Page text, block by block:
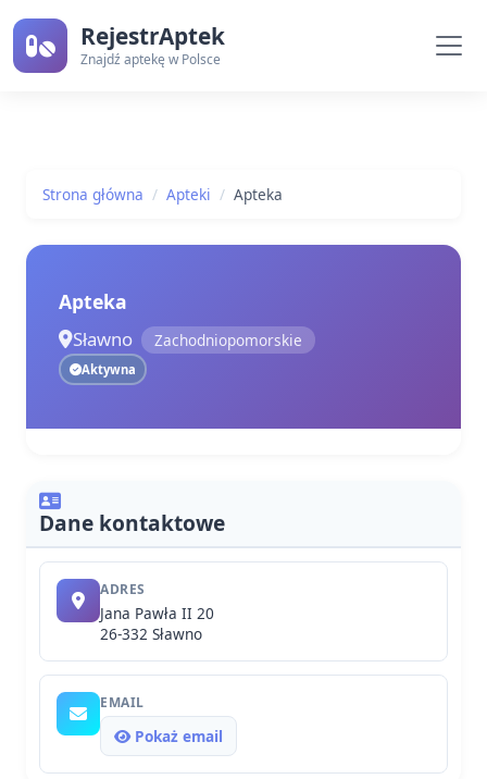
RejestrAptek
Znajdź aptekę w Polsce
Strona główna Apteki Apteka
Apteka
Sławno Zachodniopomorskie
Aktywna
Dane kontaktowe
ADRES
Jana Pawła II 20
26-332 Sławno
EMAIL
Pokaż email